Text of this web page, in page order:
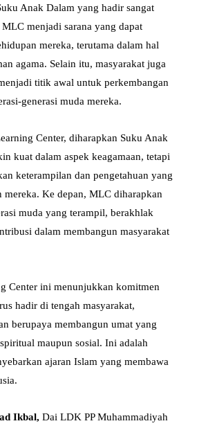
Anak Dalam yang hadir sangat
menjadi sarana yang dapat
mereka, terutama dalam hal
agama. Selain itu, masyarakat juga
titik awal untuk perkembangan
generasi muda mereka.
Center, diharapkan Suku Anak
kuat dalam aspek keagamaan, tetapi
keterampilan dan pengetahuan yang
Ke depan, MLC diharapkan
muda yang terampil, berakhlak
dalam membangun masyarakat
Center ini menunjukkan komitmen
hadir di tengah masyarakat,
berupaya membangun umat yang
maupun sosial. Ini adalah
ajaran Islam yang membawa
Ikbal, Dai LDK PP Muhammadiyah